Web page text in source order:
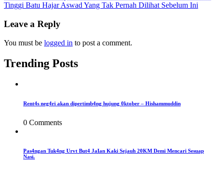
navigation
Tinggi Batu Hajar Aswad Yang Tak Pernah Dilihat Sebelum Ini
Leave a Reply
You must be logged in to post a comment.
Trending Posts
Rent4s neg4ri akan dipertimb4ng hujung 0ktober – Hishammuddin
0 Comments
Pas4ngan Tuk4ng Urvt But4 JaIan Kaki Sejauh 20KM Demi Mencari Sesuap
Nasi.